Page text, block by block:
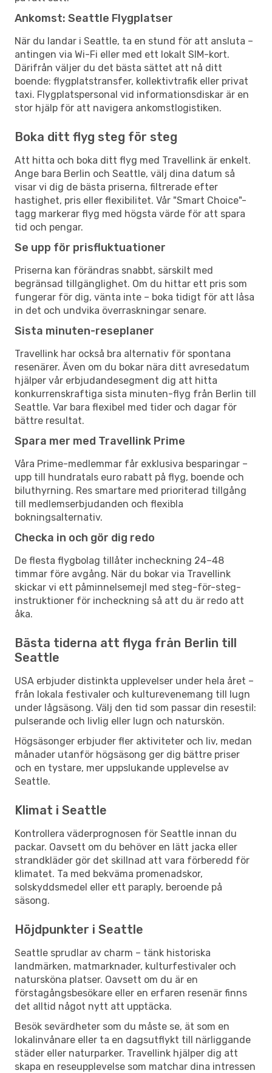
Ankomst: Seattle Flygplatser
När du landar i Seattle, ta en stund för att ansluta –
antingen via Wi-Fi eller med ett lokalt SIM-kort.
Därifrån väljer du det bästa sättet att nå ditt
boende: flygplatstransfer, kollektivtrafik eller privat
taxi. Flygplatspersonal vid informationsdiskar är en
stor hjälp för att navigera ankomstlogistiken.
Boka ditt flyg steg för steg
Att hitta och boka ditt flyg med Travellink är enkelt.
Ange bara Berlin och Seattle, välj dina datum så
visar vi dig de bästa priserna, filtrerade efter
hastighet, pris eller flexibilitet. Vår "Smart Choice"-
tagg markerar flyg med högsta värde för att spara
tid och pengar.
Se upp för prisfluktuationer
Priserna kan förändras snabbt, särskilt med
begränsad tillgänglighet. Om du hittar ett pris som
fungerar för dig, vänta inte – boka tidigt för att låsa
in det och undvika överraskningar senare.
Sista minuten-reseplaner
Travellink har också bra alternativ för spontana
resenärer. Även om du bokar nära ditt avresedatum
hjälper vår erbjudandesegment dig att hitta
konkurrenskraftiga sista minuten-flyg från Berlin till
Seattle. Var bara flexibel med tider och dagar för
bättre resultat.
Spara mer med Travellink Prime
Våra Prime-medlemmar får exklusiva besparingar –
upp till hundratals euro rabatt på flyg, boende och
biluthyrning. Res smartare med prioriterad tillgång
till medlemserbjudanden och flexibla
bokningsalternativ.
Checka in och gör dig redo
De flesta flygbolag tillåter incheckning 24–48
timmar före avgång. När du bokar via Travellink
skickar vi ett påminnelsemejl med steg-för-steg-
instruktioner för incheckning så att du är redo att
åka.
Bästa tiderna att flyga från Berlin till
Seattle
USA erbjuder distinkta upplevelser under hela året –
från lokala festivaler och kulturevenemang till lugn
under lågsäsong. Välj den tid som passar din resestil:
pulserande och livlig eller lugn och naturskön.
Högsäsonger erbjuder fler aktiviteter och liv, medan
månader utanför högsäsong ger dig bättre priser
och en tystare, mer uppslukande upplevelse av
Seattle.
Klimat i Seattle
Kontrollera väderprognosen för Seattle innan du
packar. Oavsett om du behöver en lätt jacka eller
strandkläder gör det skillnad att vara förberedd för
klimatet. Ta med bekväma promenadskor,
solskyddsmedel eller ett paraply, beroende på
säsong.
Höjdpunkter i Seattle
Seattle sprudlar av charm – tänk historiska
landmärken, matmarknader, kulturfestivaler och
natursköna platser. Oavsett om du är en
förstagångsbesökare eller en erfaren resenär finns
det alltid något nytt att upptäcka.
Besök sevärdheter som du måste se, ät som en
lokalinvånare eller ta en dagsutflykt till närliggande
städer eller naturparker. Travellink hjälper dig att
skapa en reseupplevelse som matchar dina intressen